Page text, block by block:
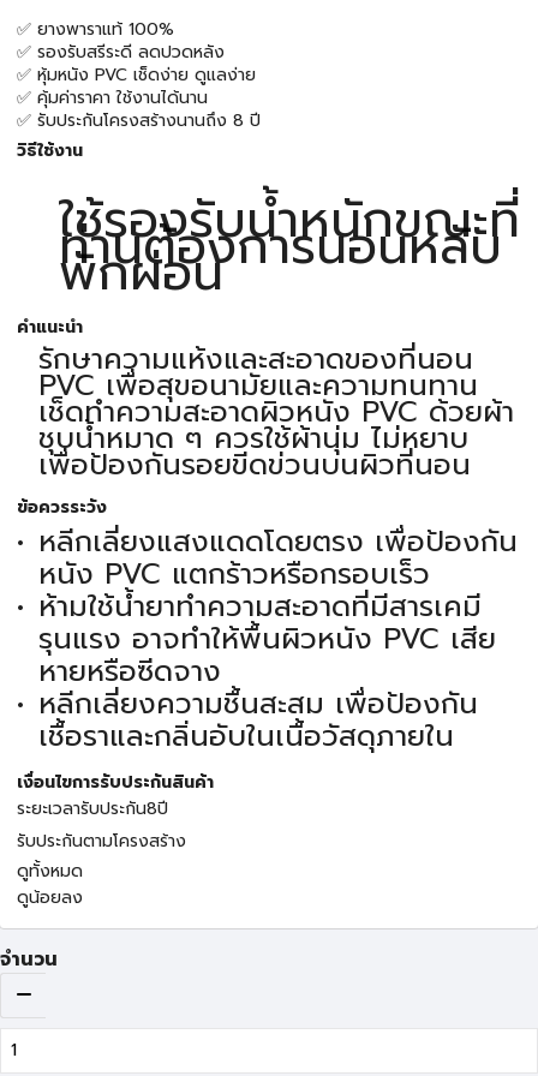
✅ ยางพาราแท้ 100%
✅ รองรับสรีระดี ลดปวดหลัง
✅ หุ้มหนัง PVC เช็ดง่าย ดูแลง่าย
✅ คุ้มค่าราคา ใช้งานได้นาน
✅ รับประกันโครงสร้างนานถึง 8 ปี
วิธีใช้งาน
ใช้รองรับน้ำหนักขณะที่
ท่านต้องการนอนหลับ
พักผ่อน
คำแนะนำ
รักษาความแห้งและสะอาดของที่นอน
PVC เพื่อสุขอนามัยและความทนทาน
เช็ดทำความสะอาดผิวหนัง PVC ด้วยผ้า
ชุบน้ำหมาด ๆ ควรใช้ผ้านุ่ม ไม่หยาบ
เพื่อป้องกันรอยขีดข่วนบนผิวที่นอน
ข้อควรระวัง
หลีกเลี่ยงแสงแดดโดยตรง เพื่อป้องกัน
หนัง PVC แตกร้าวหรือกรอบเร็ว
ห้ามใช้น้ำยาทำความสะอาดที่มีสารเคมี
รุนแรง อาจทำให้พื้นผิวหนัง PVC เสีย
หายหรือซีดจาง
หลีกเลี่ยงความชื้นสะสม เพื่อป้องกัน
เชื้อราและกลิ่นอับในเนื้อวัสดุภายใน
เงื่อนไขการรับประกันสินค้า
ระยะเวลารับประกัน8ปี
รับประกันตามโครงสร้าง
ดูทั้งหมด
ดูน้อยลง
จำนวน